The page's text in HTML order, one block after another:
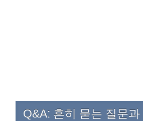
Q&A: 흔히 묻는 질문과